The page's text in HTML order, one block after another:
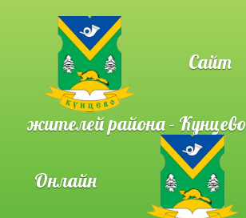
Сайт
жителей района - Кунцево
Онлайн